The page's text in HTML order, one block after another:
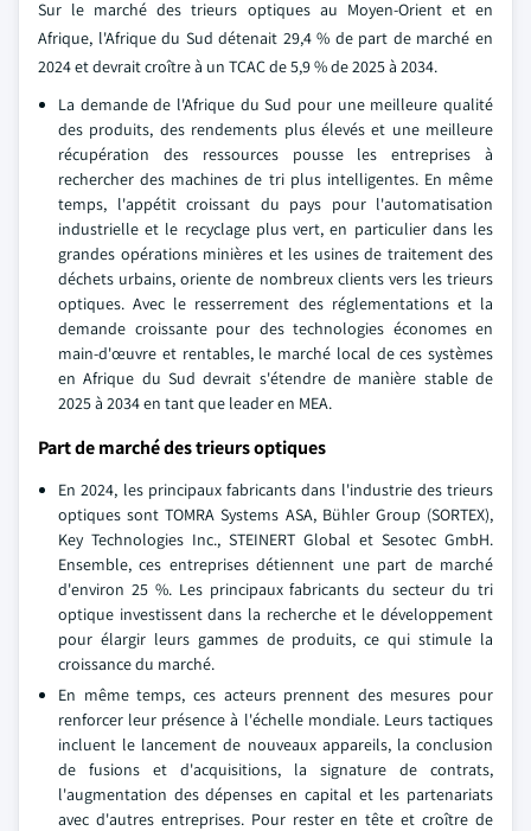
Sur le marché des trieurs optiques au Moyen-Orient et en
Afrique, l'Afrique du Sud détenait 29,4 % de part de marché en
2024 et devrait croître à un TCAC de 5,9 % de 2025 à 2034.
La demande de l'Afrique du Sud pour une meilleure qualité
des produits, des rendements plus élevés et une meilleure
récupération des ressources pousse les entreprises à
rechercher des machines de tri plus intelligentes. En même
temps, l'appétit croissant du pays pour l'automatisation
industrielle et le recyclage plus vert, en particulier dans les
grandes opérations minières et les usines de traitement des
déchets urbains, oriente de nombreux clients vers les trieurs
optiques. Avec le resserrement des réglementations et la
demande croissante pour des technologies économes en
main-d'œuvre et rentables, le marché local de ces systèmes
en Afrique du Sud devrait s'étendre de manière stable de
2025 à 2034 en tant que leader en MEA.
Part de marché des trieurs optiques
En 2024, les principaux fabricants dans l'industrie des trieurs
optiques sont TOMRA Systems ASA, Bühler Group (SORTEX),
Key Technologies Inc., STEINERT Global et Sesotec GmbH.
Ensemble, ces entreprises détiennent une part de marché
d'environ 25 %. Les principaux fabricants du secteur du tri
optique investissent dans la recherche et le développement
pour élargir leurs gammes de produits, ce qui stimule la
croissance du marché.
En même temps, ces acteurs prennent des mesures pour
renforcer leur présence à l'échelle mondiale. Leurs tactiques
incluent le lancement de nouveaux appareils, la conclusion
de fusions et d'acquisitions, la signature de contrats,
l'augmentation des dépenses en capital et les partenariats
avec d'autres entreprises. Pour rester en tête et croître de